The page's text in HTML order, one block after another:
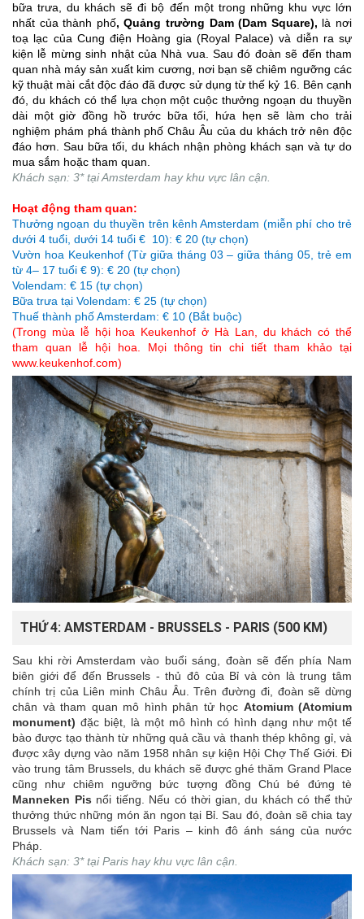
bữa trưa, du khách sẽ đi bộ đến một trong những khu vực lớn
nhất của thành phố, Quảng trường Dam (Dam Square), là nơi
toạ lạc của Cung điện Hoàng gia (Royal Palace) và diễn ra sự
kiện lễ mừng sinh nhật của Nhà vua. Sau đó đoàn sẽ đến tham
quan nhà máy sản xuất kim cương, nơi bạn sẽ chiêm ngưỡng các
kỹ thuật mài cắt độc đáo đã được sử dụng từ thế kỷ 16. Bên cạnh
đó, du khách có thể lựa chọn một cuộc thưởng ngoạn du thuyền
dài một giờ đồng hồ trước bữa tối, hứa hẹn sẽ làm cho trải
nghiệm phám phá thành phố Châu Âu của du khách trở nên độc
đáo hơn. Sau bữa tối, du khách nhận phòng khách sạn và tự do
mua sắm hoặc tham quan.
Khách sạn: 3* tại Amsterdam hay khu vực lân cận.
Hoạt động tham quan:
Thưởng ngoạn du thuyền trên kênh Amsterdam (miễn phí cho trẻ
dưới 4 tuổi, dưới 14 tuổi € 10): € 20 (tự chọn)
Vườn hoa Keukenhof (Từ giữa tháng 03 – giữa tháng 05, trẻ em
từ 4– 17 tuổi € 9): € 20 (tự chọn)
Volendam: € 15 (tự chọn)
Bữa trưa tại Volendam: € 25 (tự chọn)
Thuế thành phố Amsterdam: € 10 (Bắt buộc)
(Trong mùa lễ hội hoa Keukenhof ở Hà Lan, du khách có thể
tham quan lễ hội hoa. Mọi thông tin chi tiết tham khảo tại
www.keukenhof.com)
THỨ 4: AMSTERDAM - BRUSSELS - PARIS (500 KM)
Sau khi rời Amsterdam vào buổi sáng, đoàn sẽ đến phía Nam
biên giới để đến Brussels - thủ đô của Bỉ và còn là trung tâm
chính trị của Liên minh Châu Âu. Trên đường đi, đoàn sẽ dừng
chân và tham quan mô hình phân tử học Atomium (Atomium
monument) đặc biệt, là một mô hình có hình dạng như một tế
bào được tạo thành từ những quả cầu và thanh thép không gỉ, và
được xây dựng vào năm 1958 nhân sự kiện Hội Chợ Thế Giới. Đi
vào trung tâm Brussels, du khách sẽ được ghé thăm Grand Place
cũng như chiêm ngưỡng bức tượng đồng Chú bé đứng tè
Manneken Pis nổi tiếng. Nếu có thời gian, du khách có thể thử
thưởng thức những món ăn ngon tại Bỉ. Sau đó, đoàn sẽ chia tay
Brussels và Nam tiến tới Paris – kinh đô ánh sáng của nước
Pháp.
Khách sạn: 3* tại Paris hay khu vực lân cận.